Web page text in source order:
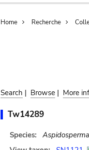
Home Recherche
Search | Browse | More
Tw14289
Species: